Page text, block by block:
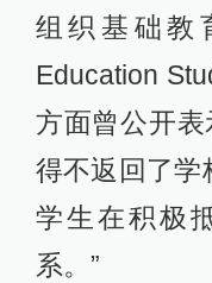
组织基础教
Education
方面曾公开表
得不返回了学
学生在积极
系。”